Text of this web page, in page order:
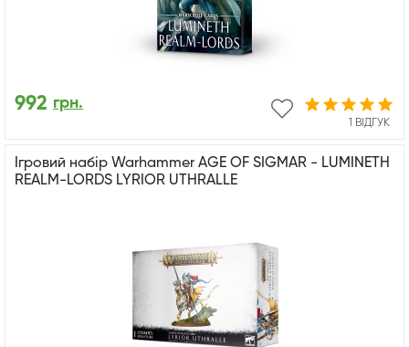
1 ВІДГУК
992 грн.
Ігровий набір Warhammer AGE OF SIGMAR - LUMINETH
REALM-LORDS LYRIOR UTHRALLE